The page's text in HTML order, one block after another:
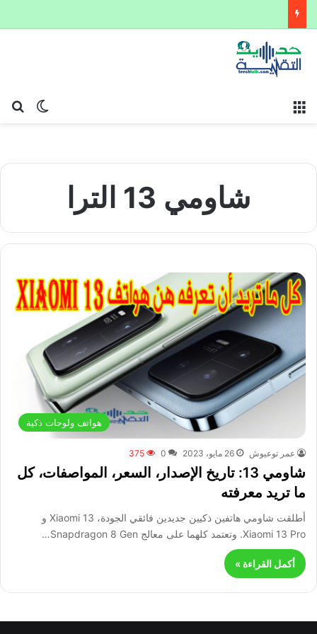
الوضع
شاومي 13 الترا
هواتف ولوحات ذكية
عمر توعيوش 26 مايو، 2023 0
375
شاومي 13: تاريخ الإصدار، السعر، المواصفات، كل
ما تريد معرفته
أطلقت شاومي هاتفين ذكيين جديدين فائقي الجودة، Xiaomi 13 و
Xiaomi 13 Pro. وتعتمد كلهما على معالج Snapdragon 8 Gen…
أكمل القراءة »